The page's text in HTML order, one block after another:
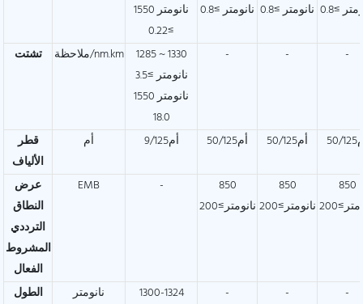
1550 نانومتر
≥0.22
نانومتر ≥0.8
نانومتر ≥0.8
≥0.8
تشتت ملاحظة/nm.km
1285 ~ 1330
نانومتر ≥3.5
1550 نانومتر
18.0
- - -
قطر
الألياف
أم أم9/125 أم50/125 أم50/125
عرض
النطاق
الترددي
المشروط
الفعال
EMB -
850
نانومتر≥200
850
نانومتر≥200
850
الطول
نانومتر 1300-1324 - - -